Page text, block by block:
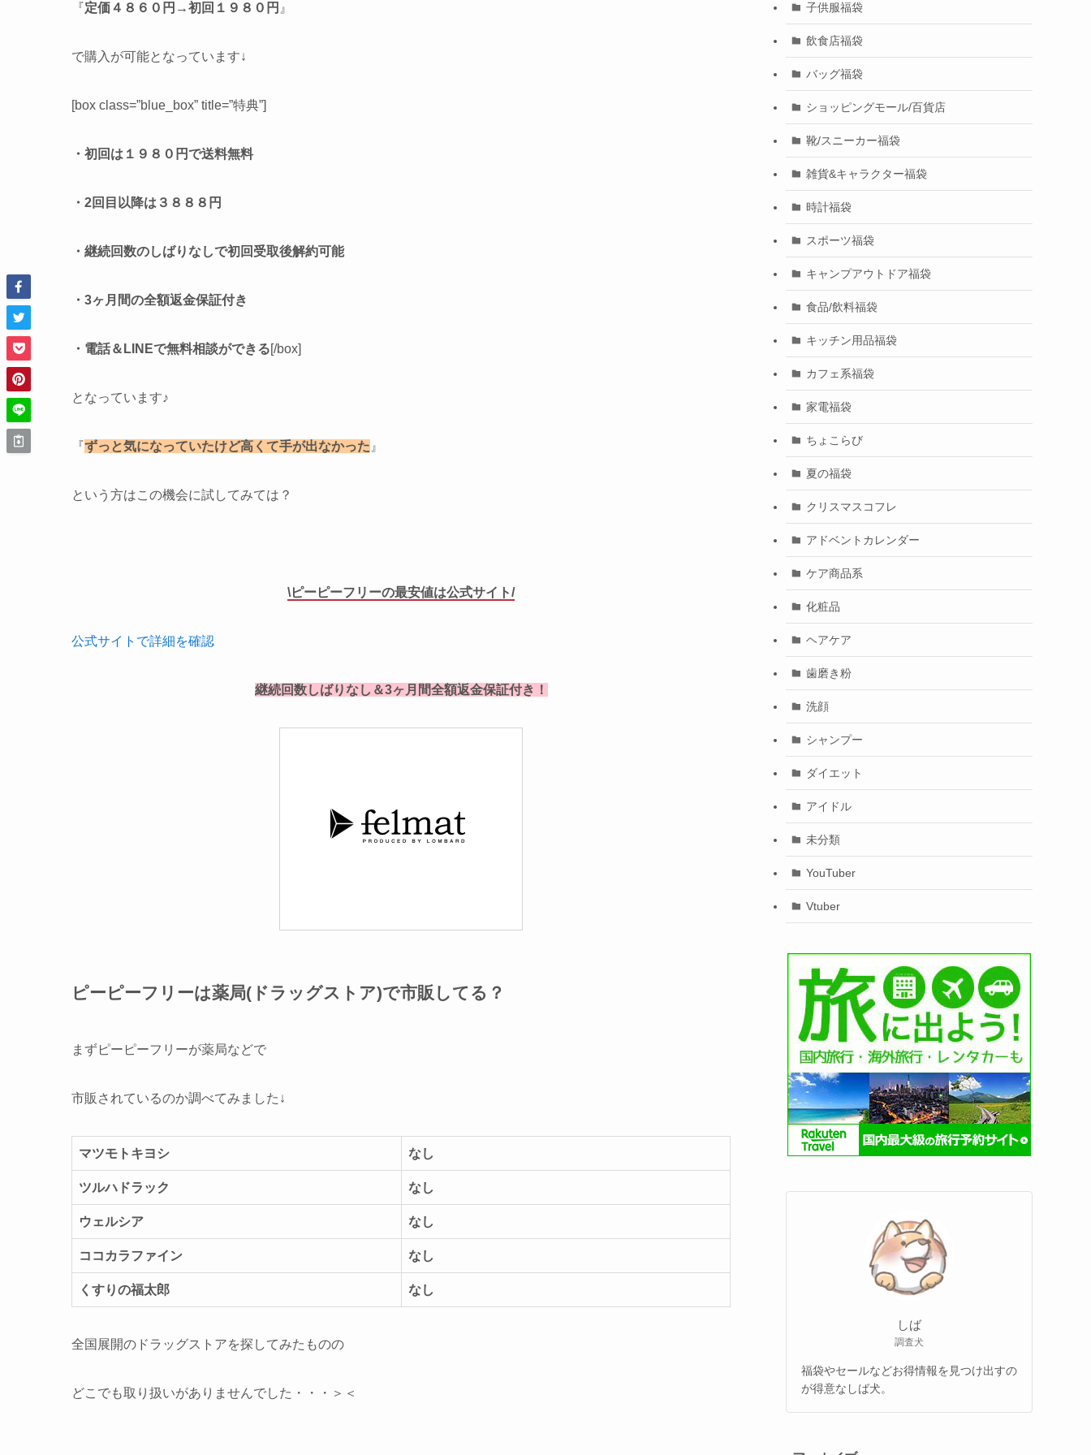
『定価４８６０円→初回１９８０円 』
で購入が可能となっています↓
[box class=”blue_box” title=”特典”]
・初回は１９８０円で送料無料
・2回目以降は３８８８円
・継続回数のしばりなしで初回受取後解約可能
・3ヶ月間の全額返金保証付き
・電話＆LINEで無料相談ができる[/box]
となっています♪
『ずっと気になっていたけど高くて手が出なかった 』
という方はこの機会に試してみては？
\ピーピーフリーの最安値は公式サイト/
公式サイトで詳細を確認
継続回数しばりなし＆3ヶ月間全額返金保証付き！
ピーピーフリーは薬局(ドラッグストア)で市販してる？
まずピーピーフリーが薬局などで
市販されているのか調べてみました↓
マツモトキヨシ なし
ツルハドラック なし
ウェルシア なし
ココカラファイン なし
くすりの福太郎 なし
全国展開のドラッグストアを探してみたものの
どこでも取り扱いがありませんでした・・・＞＜
子供服福袋
飲食店福袋
バッグ福袋
ショッピングモール/百貨店
靴/スニーカー福袋
雑貨&キャラクター福袋
時計福袋
スポーツ福袋
キャンプアウトドア福袋
食品/飲料福袋
キッチン用品福袋
カフェ系福袋
家電福袋
ちょこらび
夏の福袋
クリスマスコフレ
アドベントカレンダー
ケア商品系
化粧品
ヘアケア
歯磨き粉
洗顔
シャンプー
ダイエット
アイドル
未分類
YouTuber
Vtuber
しば
調査犬
福袋やセールなどお得情報を見つけ出すの
が得意なしば犬。